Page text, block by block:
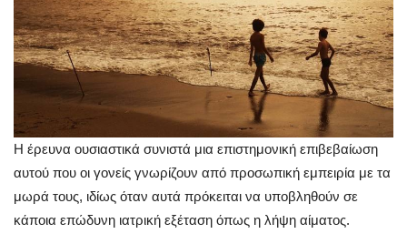
Η έρευνα ουσιαστικά συνιστά μια επιστημονική επιβεβαίωση
αυτού που οι γονείς γνωρίζουν από προσωπική εμπειρία με τα
μωρά τους, ιδίως όταν αυτά πρόκειται να υποβληθούν σε
κάποια επώδυνη ιατρική εξέταση όπως η λήψη αίματος.